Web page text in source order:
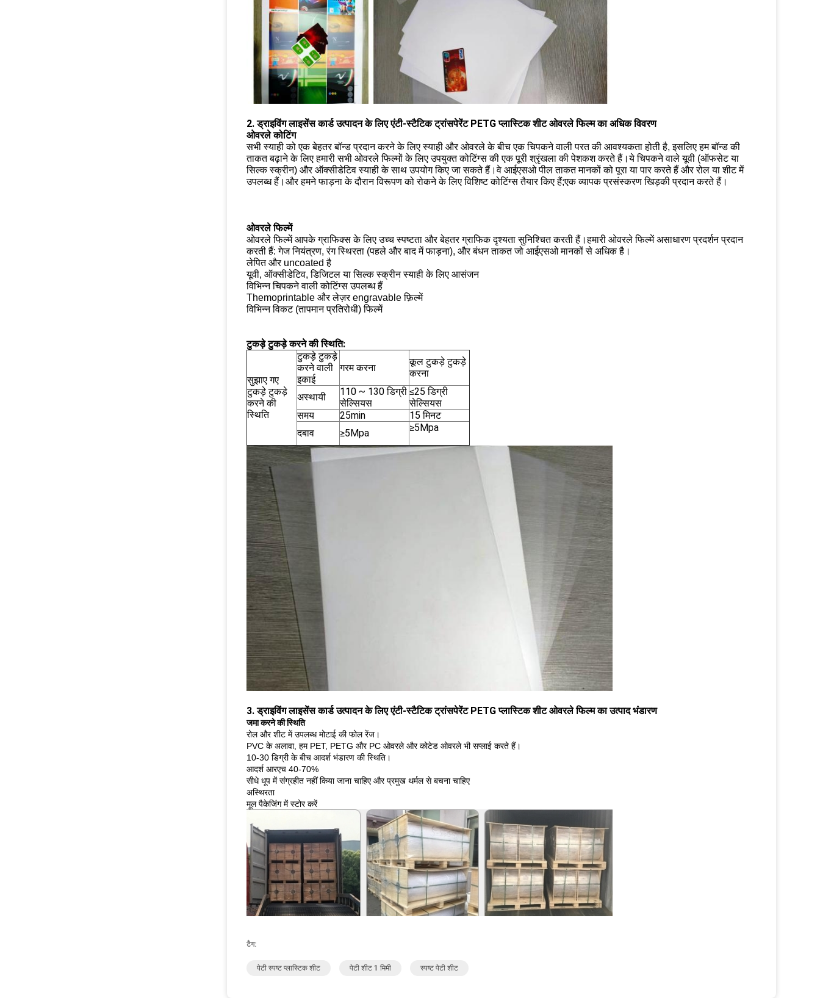
2. ड्राइविंग लाइसेंस कार्ड उत्पादन के लिए एंटी-स्टैटिक ट्रांसपेरेंट PETG प्लास्टिक शीट ओवरले फिल्म का अधिक विवरण
ओवरले कोटिंग
सभी स्याही को एक बेहतर बॉन्ड प्रदान करने के लिए स्याही और ओवरले के बीच एक चिपकने वाली परत की आवश्यकता होती है, इसलिए हम बॉन्ड की
ताकत बढ़ाने के लिए हमारी सभी ओवरले फिल्मों के लिए उपयुक्त कोटिंग्स की एक पूरी श्रृंखला की पेशकश करते हैं।ये चिपकने वाले यूवी (ऑफसेट या
सिल्क स्क्रीन) और ऑक्सीडेटिव स्याही के साथ उपयोग किए जा सकते हैं।वे आईएसओ पील ताकत मानकों को पूरा या पार करते हैं और रोल या शीट में
उपलब्ध हैं।और हमने फाड़ना के दौरान विरूपण को रोकने के लिए विशिष्ट कोटिंग्स तैयार किए हैं;एक व्यापक प्रसंस्करण खिड़की प्रदान करते हैं।
ओवरले फिल्में
ओवरले फिल्में आपके ग्राफिक्स के लिए उच्च स्पष्टता और बेहतर ग्राफिक दृश्यता सुनिश्चित करती हैं।हमारी ओवरले फिल्में असाधारण प्रदर्शन प्रदान
करती हैं: गेज नियंत्रण, रंग स्थिरता (पहले और बाद में फाड़ना), और बंधन ताकत जो आईएसओ मानकों से अधिक है।
लेपित और uncoated है
यूवी, ऑक्सीडेटिव, डिजिटल या सिल्क स्क्रीन स्याही के लिए आसंजन
विभिन्न चिपकने वाली कोटिंग्स उपलब्ध हैं
Themoprintable और लेज़र engravable फ़िल्में
विभिन्न विकट (तापमान प्रतिरोधी) फिल्में
टुकड़े टुकड़े करने की स्थिति:
सुझाए गए
टुकड़े टुकड़े
करने की
स्थिति
टुकड़े टुकड़े
करने वाली
इकाई
गरम करना
कूल टुकड़े टुकड़े
करना
अस्थायी
110 ~ 130 डिग्री
सेल्सियस
≤25 डिग्री
सेल्सियस
समय
25min
15 मिनट
दबाव
≥5Mpa ≥5Mpa
3. ड्राइविंग लाइसेंस कार्ड उत्पादन के लिए एंटी-स्टैटिक ट्रांसपेरेंट PETG प्लास्टिक शीट ओवरले फिल्म का उत्पाद भंडारण
जमा करने की स्थिति
रोल और शीट में उपलब्ध मोटाई की फोल रेंज।
PVC के अलावा, हम PET, PETG और PC ओवरले और कोटेड ओवरले भी सप्लाई करते हैं।
10-30 डिग्री के बीच आदर्श भंडारण की स्थिति।
आदर्श आरएच 40-70%
सीधे धूप में संग्रहीत नहीं किया जाना चाहिए और प्रमुख थर्मल से बचना चाहिए
अस्थिरता
मूल पैकेजिंग में स्टोर करें
टैग:
पेटी स्पष्ट प्लास्टिक शीट पेटी शीट 1 मिमी स्पष्ट पेटी शीट